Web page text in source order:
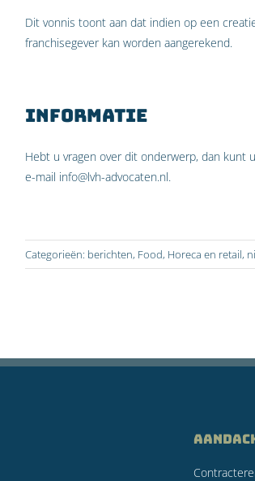
Dit vonnis toont aan dat indien op een
franchisegever kan worden aangerekend.
Informatie
Hebt u vragen over dit onderwerp, dan
e-mail info@lvh-advocaten.nl.
Categorieën: berichten, Food, Horeca en retail,